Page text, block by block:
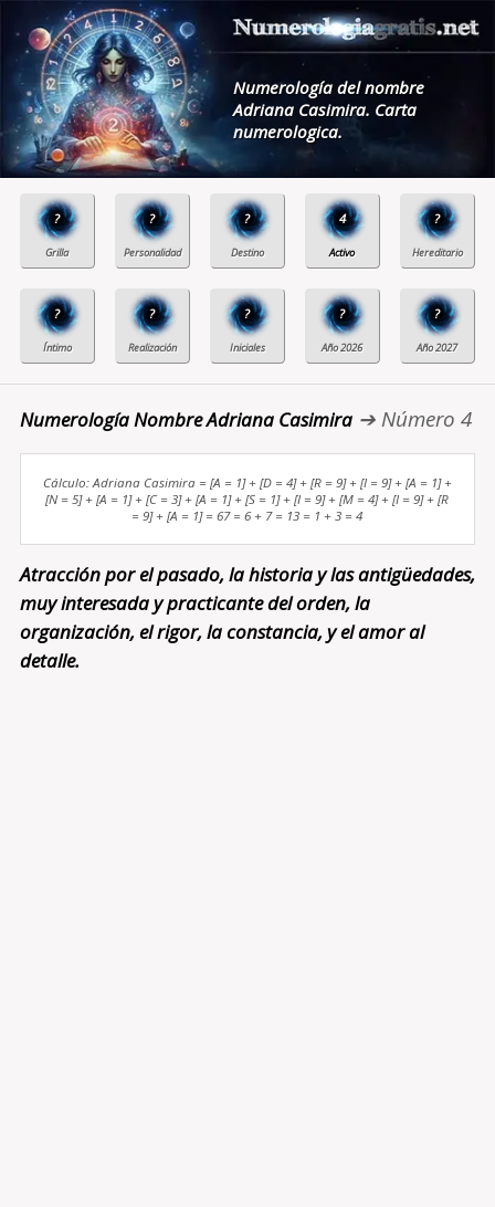
Numerología del nombre
Adriana Casimira. Carta
numerologica.
? ? ? 4 ?
? ? ? ? ?
Numerología Nombre Adriana Casimira➔ Número 4
Cálculo: Adriana Casimira = [A = 1] + [D = 4] + [R = 9] + [I = 9] + [A = 1] +
[N = 5] + [A = 1] + [C = 3] + [A = 1] + [S = 1] + [I = 9] + [M = 4] + [I = 9] + [R
= 9] + [A = 1] = 67 = 6 + 7 = 13 = 1 + 3 = 4
Atracción por el pasado, la historia y las antigüedades,
muy interesada y practicante del orden, la
organización, el rigor, la constancia, y el amor al
detalle.